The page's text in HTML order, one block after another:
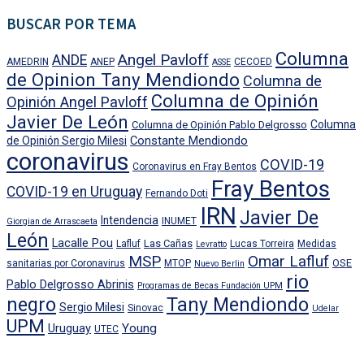
BUSCAR POR TEMA
AMEDRIN ANDE ANEP Angel Pavloff ASSE CECOED Columna
de Opinion Tany Mendiondo Columna de
Opinión Angel Pavloff Columna de Opinión
Javier De León Columna de Opinión Pablo Delgrosso Columna
de Opinión Sergio Milesi Constante Mendiondo
coronavirus Coronavirus en Fray Bentos COVID-19
COVID-19 en Uruguay Fernando Doti Fray Bentos
Giorgian de Arrascaeta Intendencia INUMET IRN Javier De
León Lacalle Pou Lafluf Las Cañas Levratto Lucas Torreira Medidas
sanitarias por Coronavirus MSP MTOP Nuevo Berlin Omar Lafluf OSE
Pablo Delgrosso Abrinis Programas de Becas Fundación UPM
rio
negro Sergio Milesi Sinovac Tany Mendiondo Udelar
UPM Uruguay UTEC Young